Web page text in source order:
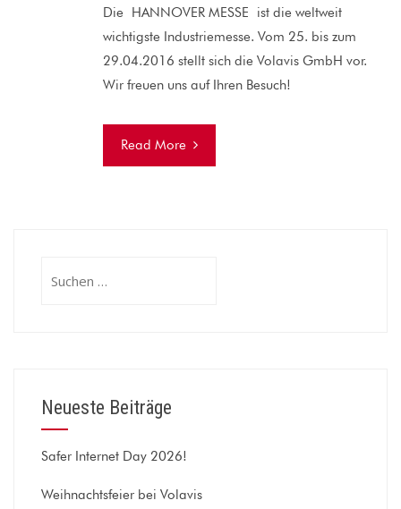
Die HANNOVER MESSE ist die weltweit
wichtigste Industriemesse. Vom 25. bis zum
29.04.2016 stellt sich die Volavis GmbH vor.
Wir freuen uns auf Ihren Besuch!
Read More
nach:
Neueste Beiträge
Safer Internet Day 2026!
Weihnachtsfeier bei Volavis